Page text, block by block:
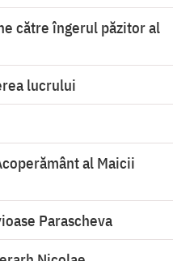
către îngerul păzitor al
lucrului
al Maicii
Parascheva